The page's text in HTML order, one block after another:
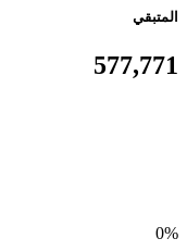
المتبقي
577,771
0%